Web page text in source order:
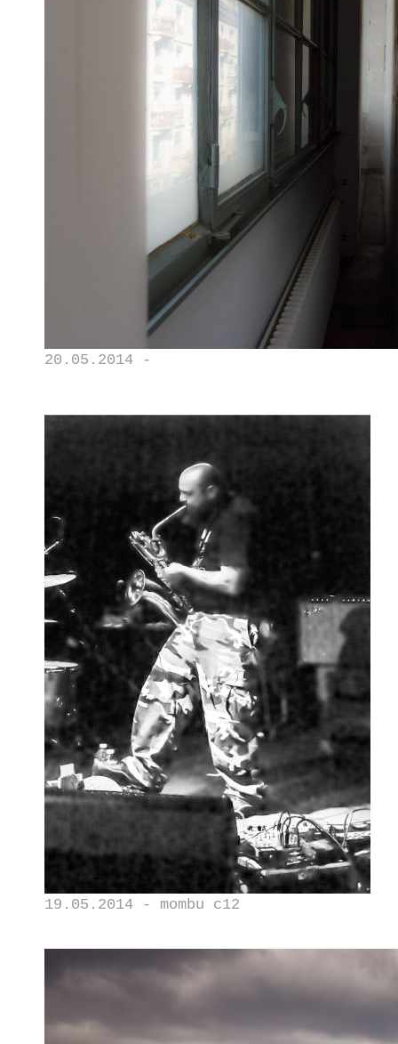
20.05.2014 -
19.05.2014 - mombu c12